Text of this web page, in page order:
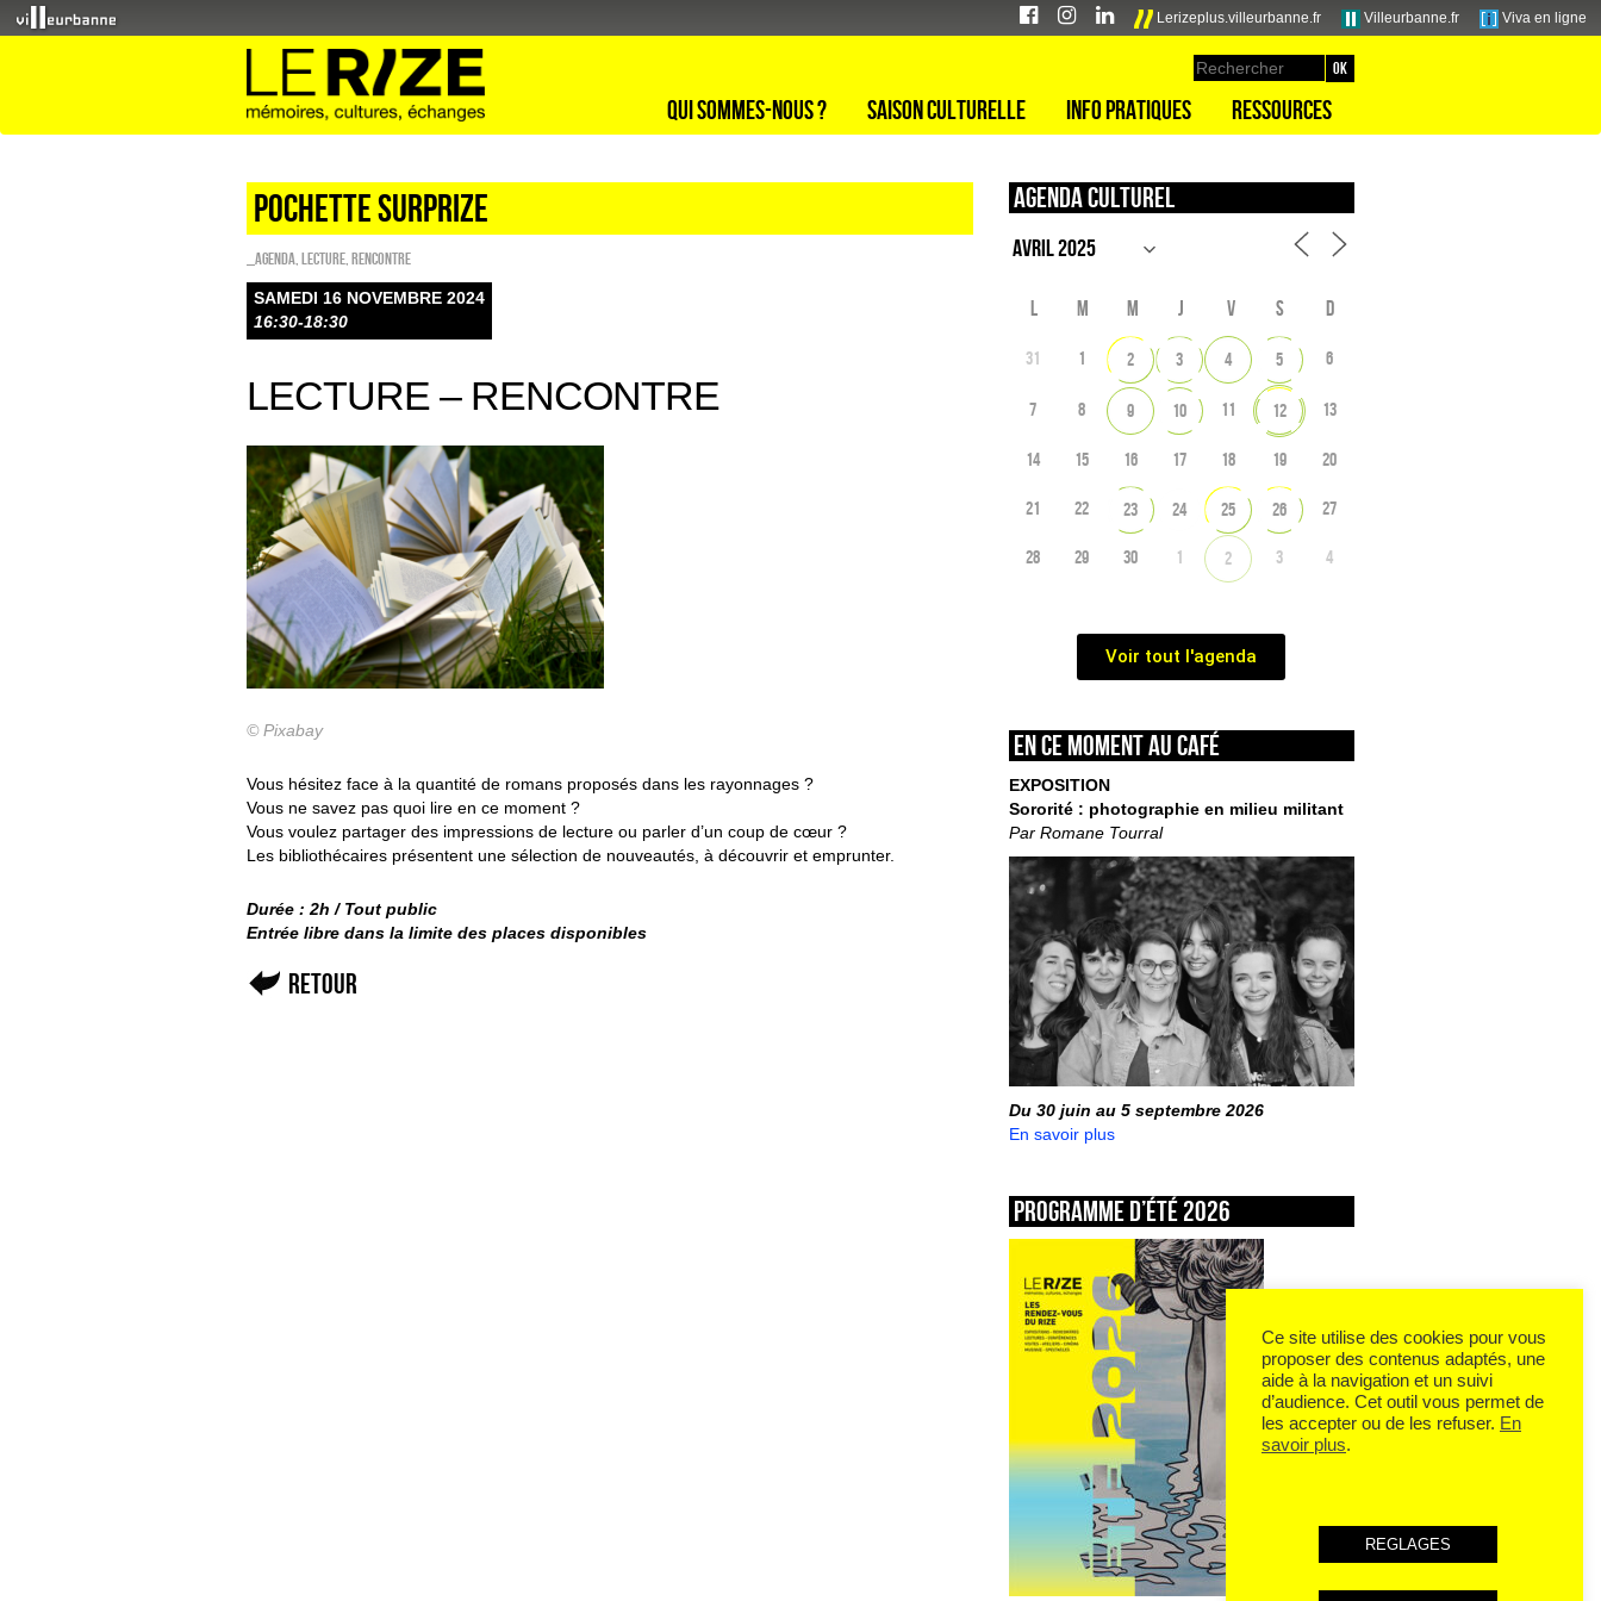
Lerizeplus.villeurbanne.fr Villeurbanne.fr Viva en ligne
Qui sommes-nous ? Saison culturelle Info pratiques Ressources
POCHETTE SURPRIZE
_Agenda Lecture Rencontre
SAMEDI 16 NOVEMBRE 2024
16:30-18:30
LECTURE – RENCONTRE
© Pixabay
Vous hésitez face à la quantité de romans proposés dans les rayonnages ?
Vous ne savez pas quoi lire en ce moment ?
Vous voulez partager des impressions de lecture ou parler d’un coup de cœur ?
Les bibliothécaires présentent une sélection de nouveautés, à découvrir et emprunter.
Durée : 2h / Tout public
Entrée libre dans la limite des places disponibles
Retour
Agenda culturel
L M M J V S D
31 1 2 3 4 5 6
7 8 9 10 11 12 13
14 15 16 17 18 19 20
21 22 23 24 25 26 27
28 29 30 1 2 3 4
Voir tout l'agenda
En ce moment au café
EXPOSITION
Sororité : photographie en milieu militant
Par Romane Tourral
Du 30 juin au 5 septembre 2026
En savoir plus
Programme d’été 2026
Ce site utilise des cookies pour vous
proposer des contenus adaptés, une
aide à la navigation et un suivi
d’audience. Cet outil vous permet de
les accepter ou de les refuser. En
savoir plus.
REGLAGES